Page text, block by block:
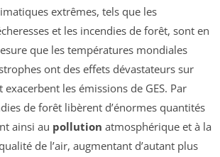
extrêmes, tels que les
et les incendies de forêt, sont en
que les températures mondiales
ont des effets dévastateurs sur
exacerbent les émissions de GES. Par
de forêt libèrent d’énormes quantités
ainsi au pollution atmosphérique et à la
de l’air, augmentant d’autant plus